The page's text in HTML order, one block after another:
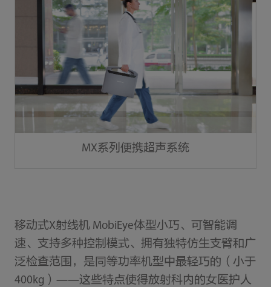
MX系列便携超声系统
移动式X射线机 MobiEye体型小巧、可智能调
速、支持多种控制模式、拥有独特仿生支臂和广
泛检查范围，是同等功率机型中最轻巧的（小于
400kg）——这些特点使得放射科内的女医护人